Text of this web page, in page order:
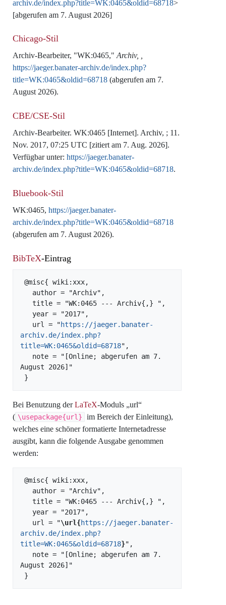
archiv.de/index.php?title=WK:0465&oldid=68718>
[abgerufen am 7. August 2026]
Chicago-Stil
Archiv-Bearbeiter, "WK:0465," Archiv, ,
https://jaeger.banater-archiv.de/index.php?
title=WK:0465&oldid=68718 (abgerufen am 7.
August 2026).
CBE/CSE-Stil
Archiv-Bearbeiter. WK:0465 [Internet]. Archiv, ; 11.
Nov. 2017, 07:25 UTC [zitiert am 7. Aug. 2026].
Verfügbar unter: https://jaeger.banater-
archiv.de/index.php?title=WK:0465&oldid=68718.
Bluebook-Stil
WK:0465, https://jaeger.banater-
archiv.de/index.php?title=WK:0465&oldid=68718
(abgerufen am 7. August 2026).
BibTeX-Eintrag
   url = "
https://jaeger.banater-
archiv.de/index.php?
title=WK:0465&oldid=68718",
August 2026]"
Bei Benutzung derLaTeX-Moduls „url“
( \usepackage{url}
im Bereich der Einleitung),
welches eine schöner formatierte Internetadresse
ausgibt, kann die folgende Ausgabe genommen
werden:
   url = "
\url{https://jaeger.banater-
archiv.de/index.php?
title=WK:0465&oldid=68718}",
August 2026]"